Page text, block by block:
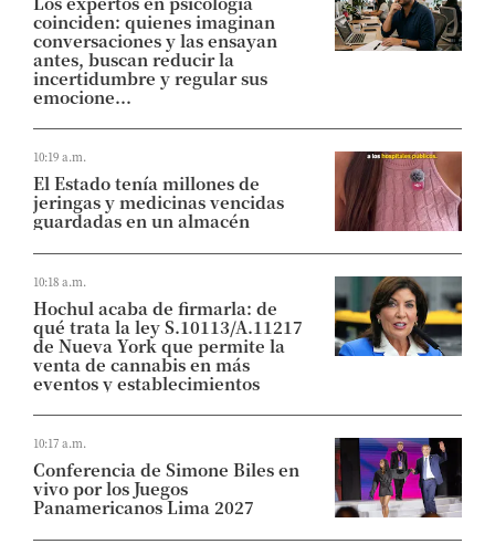
coinciden: quienes imaginan
conversaciones y las ensayan
antes, buscan reducir la
incertidumbre y regular sus
emocione...
10:19 a.m.
El Estado tenía millones de
jeringas y medicinas vencidas
guardadas en un almacén
10:18 a.m.
Hochul acaba de firmarla: de
qué trata la ley S.10113/A.11217
de Nueva York que permite la
venta de cannabis en más
eventos y establecimientos
10:17 a.m.
Conferencia de Simone Biles en
vivo por los Juegos
Panamericanos Lima 2027